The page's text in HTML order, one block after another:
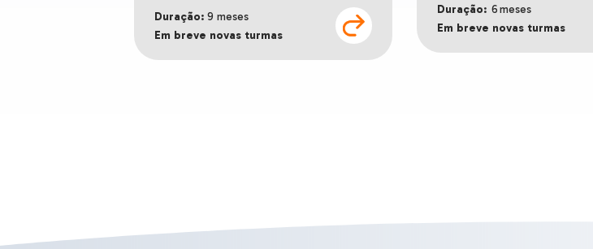
Duração: 6 meses
Em breve novas turmas
Duração: 9 meses
Em breve novas turmas